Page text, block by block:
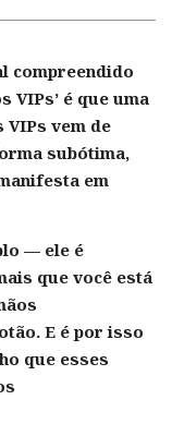
compreendido
VIPs’ é que uma
vem de
subótima,
em
— ele é
que você está
E é por isso
que esses